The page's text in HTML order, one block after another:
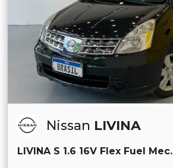
Nissan LIVINA
LIVINA S 1.6 16V Flex Fuel Mec.